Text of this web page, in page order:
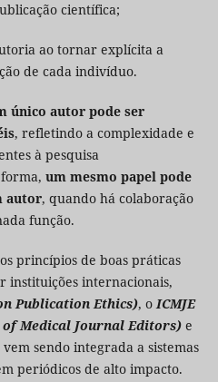
científica;
ao tornar explícita a
de cada indivíduo.
único autor pode ser
, refletindo a complexidade e
à pesquisa
um mesmo papel pode
autor, quando há colaboração
função.
princípios de boas práticas
instituições internacionais,
Publication Ethics), oICMJE
Medical Journal Editors)e
vem sendo integrada a sistemas
periódicos de alto impacto.